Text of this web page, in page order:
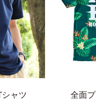
ャツ 全面